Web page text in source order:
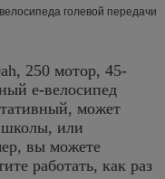
голевой передачи
250 мотор, 45-
e-велосипед
может
школы, или
вы можете
работать, как раз